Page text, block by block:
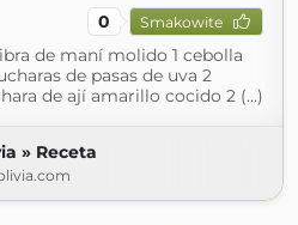
0 Smakowite
de maní molido 1 cebolla
de pasas de uva 2
de ají amarillo cocido 2 (...)
» Receta